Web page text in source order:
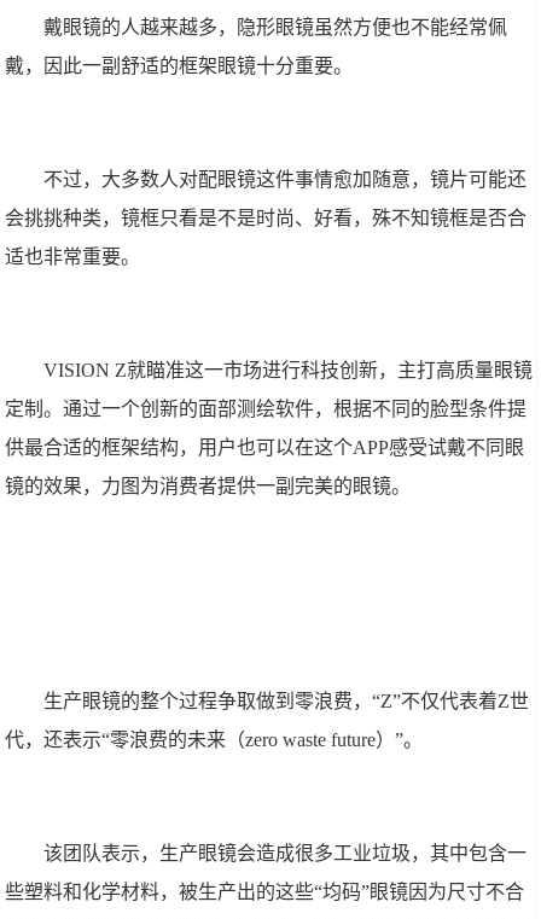
戴眼镜的人越来越多，隐形眼镜虽然方便也不能经常佩
戴，因此一副舒适的框架眼镜十分重要。
不过，大多数人对配眼镜这件事情愈加随意，镜片可能还
会挑挑种类，镜框只看是不是时尚、好看，殊不知镜框是否合
适也非常重要。
VISION Z就瞄准这一市场进行科技创新，主打高质量眼镜
定制。通过一个创新的面部测绘软件，根据不同的脸型条件提
供最合适的框架结构，用户也可以在这个APP感受试戴不同眼
镜的效果，力图为消费者提供一副完美的眼镜。
生产眼镜的整个过程争取做到零浪费，“Z”不仅代表着Z世
代，还表示“零浪费的未来（zero waste future）”。
该团队表示，生产眼镜会造成很多工业垃圾，其中包含一
些塑料和化学材料，被生产出的这些“均码”眼镜因为尺寸不合